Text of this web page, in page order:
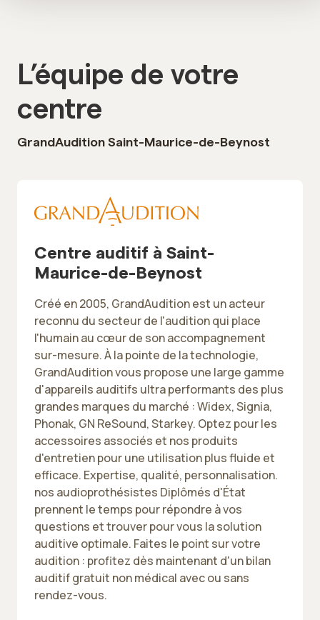
L’équipe de votre
centre
GrandAudition Saint-Maurice-de-Beynost
Centre auditif à Saint-
Maurice-de-Beynost
Créé en 2005, GrandAudition est un acteur
reconnu du secteur de l'audition qui place
l'humain au cœur de son accompagnement
sur-mesure. À la pointe de la technologie,
GrandAudition vous propose une large gamme
d'appareils auditifs ultra performants des plus
grandes marques du marché : Widex, Signia,
Phonak, GN ReSound, Starkey. Optez pour les
accessoires associés et nos produits
d'entretien pour une utilisation plus fluide et
efficace. Expertise, qualité, personnalisation.
nos audioprothésistes Diplômés d'État
prennent le temps pour répondre à vos
questions et trouver pour vous la solution
auditive optimale. Faites le point sur votre
audition : profitez dès maintenant d'un bilan
auditif gratuit non médical avec ou sans
rendez-vous.